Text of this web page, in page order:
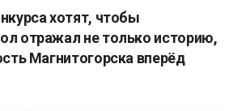
хотят, чтобы
отражал не только историю,
Магнитогорска вперёд